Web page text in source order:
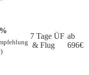
7 Tage ÜF
& Flug
ab
696€